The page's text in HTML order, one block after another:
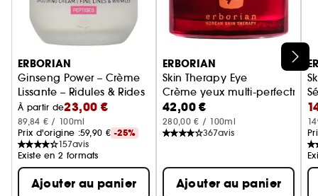
Ignorer le carrousel produits
ERBORIAN
Ginseng Power – Crème
Lissante – Ridules & Rides
À partir de23,00 €
89,84 € / 100ml
Prix d'origine :59,90 € -25%
157avis
Existe en 2 formats
Ajouter au panier
ERBORIAN
Skin Therapy Eye
Crème yeux multi-perfectrice
42,00 €
280,00 € / 100ml
367avis
Ajouter au panier